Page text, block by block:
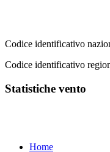
Codice identificativo
Codice identificativo
Statistiche vento
Home